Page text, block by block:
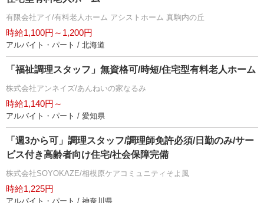
有限会社アイ/有料老人ホーム アシストホーム 真駒内の丘
時給1,100円～1,200円
アルバイト・パート / 北海道
「福祉調理スタッフ」無資格可/時短/住宅型有料老人ホーム
株式会社アンネイズ/あんねいの家なるみ
時給1,140円～
アルバイト・パート / 愛知県
「週3から可」調理スタッフ/調理師免許必須/日勤のみ/サー
ビス付き高齢者向け住宅/社会保障完備
株式会社SOYOKAZE/相模原ケアコミュニティそよ風
時給1,225円
アルバイト・パート / 神奈川県